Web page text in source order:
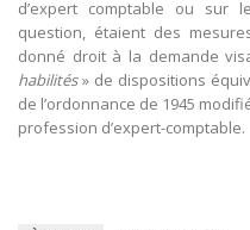
d’expert comptable ou sur
question, étaient des
donné droit à la demande
habilités» de dispositions
de l’ordonnance de 1945
profession d’expert-comptable.